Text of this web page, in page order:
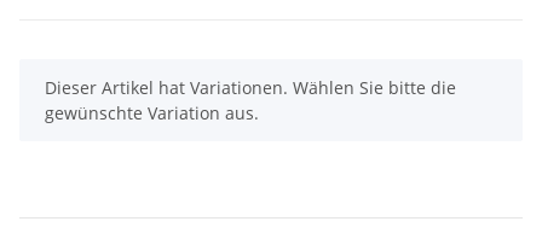
x
Dieser Artikel hat Variationen. Wählen Sie bitte die
gewünschte Variation aus.